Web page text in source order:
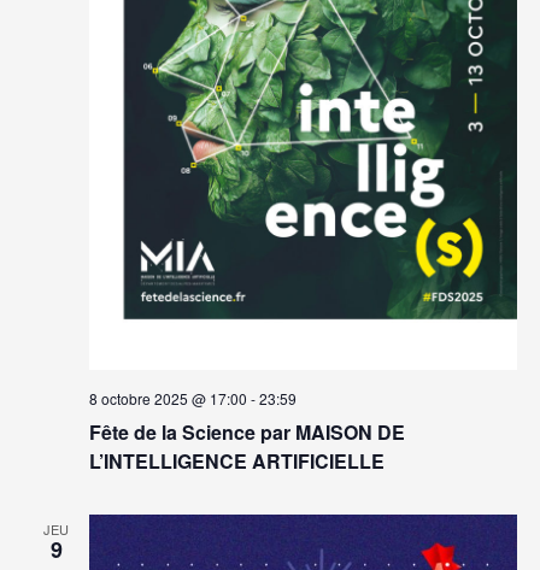
Fête de la Science par MAISON DE
L’INTELLIGENCE ARTIFICIELLE
8 octobre 2025 @ 17:00 -23:59
JEU
9